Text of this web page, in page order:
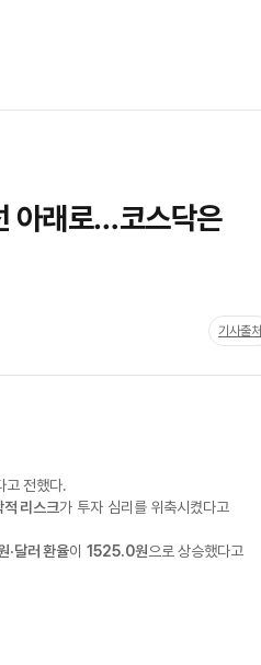
아래로…코스닥은
기사출처
고 전했다.
적 리스크가 투자 심리를 위축시켰다고
·달러 환율이1525.0원으로 상승했다고